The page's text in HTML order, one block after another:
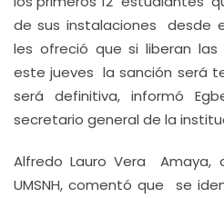
de sus instalaciones desde
les ofreció que si liberan
este jueves la sanción será
será definitiva, informó
secretario general de la
Alfredo Lauro Vera
UMSNH, comentó que se